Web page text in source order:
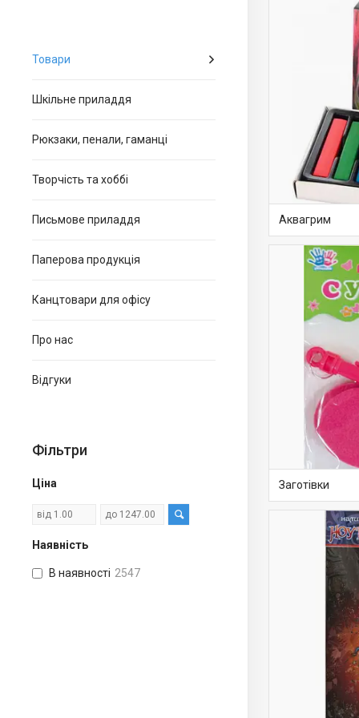
Товари
Шкільне приладдя
Рюкзаки, пенали, гаманці
Творчість та хоббі
Письмове приладдя
Паперова продукція
Канцтовари для офiсу
Про нас
Відгуки
Фільтри
Ціна
Наявність
В наявності 2547
Аквагрим
Заготівки